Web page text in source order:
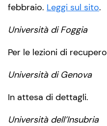
febbraio. Leggi sul sito.
Università di Foggia
Per le lezioni di recupero
Università di Genova
In attesa di dettagli.
Università dell’Insubria